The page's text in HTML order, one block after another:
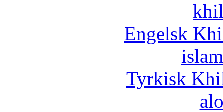
Engelsk
Tyrkisk